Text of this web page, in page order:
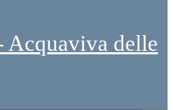
delle